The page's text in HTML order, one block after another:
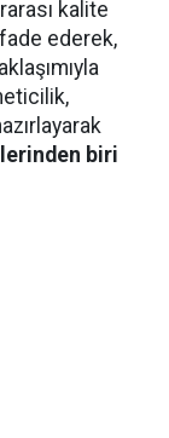
kalite
ederek,
biri